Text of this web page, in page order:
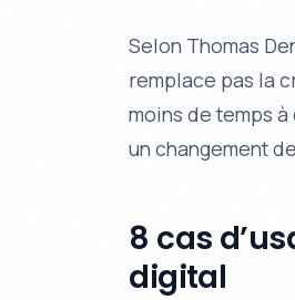
Selon Thomas
remplace pas la
moins de temps
un changement
8 cas
digital